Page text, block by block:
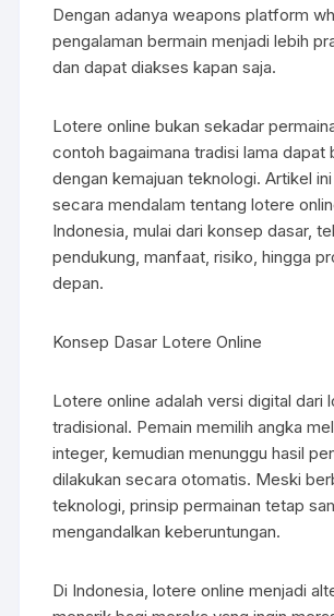
Dengan adanya weapons platform
pengalaman bermain menjadi lebih
dan dapat diakses kapan saja.
Lotere online bukan sekadar
contoh bagaimana tradisi lama dapat
dengan kemajuan teknologi. Artikel
secara mendalam tentang lotere
Indonesia, mulai dari konsep dasar,
pendukung, manfaat, risiko, hingga
depan.
Konsep Dasar Lotere Online
Lotere online adalah versi digital dari
tradisional. Pemain memilih angka
integer, kemudian menunggu hasil
dilakukan secara otomatis. Meski
teknologi, prinsip permainan tetap
mengandalkan keberuntungan.
Di Indonesia, lotere online menjadi